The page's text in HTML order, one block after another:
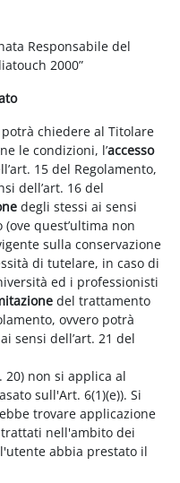
Responsabile del
2000”
chiedere al Titolare
le condizioni, l’accesso
15 del Regolamento,
dell’art. 16 del
degli stessi ai sensi
(ove quest’ultima non
sulla conservazione
di tutelare, in caso di
ed i professionisti
del trattamento
ovvero potrà
sensi dell’art. 21 del
non si applica al
sull'Art. 6(1)(e)). Si
trovare applicazione
nell'ambito dei
abbia prestato il